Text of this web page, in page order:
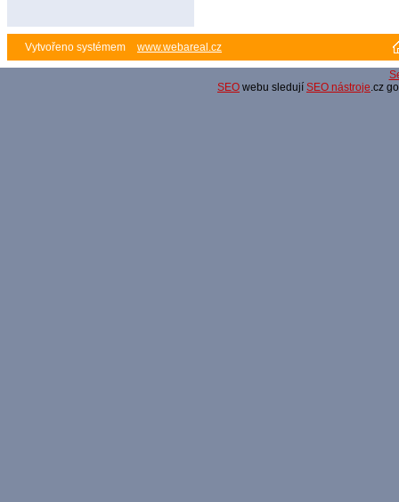
Vytvořeno systémem www.webareal.cz
SEO webu sledují SEO nástroje.cz